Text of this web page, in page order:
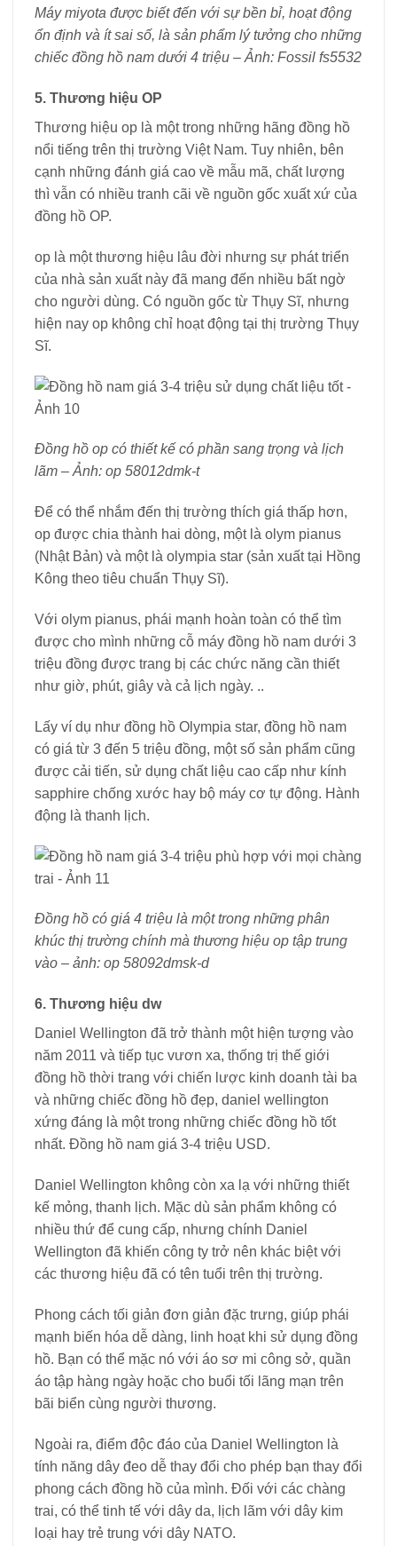
Máy miyota được biết đến với sự bền bỉ, hoạt động
ổn định và ít sai số, là sản phẩm lý tưởng cho những
chiếc đồng hồ nam dưới 4 triệu – Ảnh: Fossil fs5532
5. Thương hiệu OP
Thương hiệu op là một trong những hãng đồng hồ
nổi tiếng trên thị trường Việt Nam. Tuy nhiên, bên
cạnh những đánh giá cao về mẫu mã, chất lượng
thì vẫn có nhiều tranh cãi về nguồn gốc xuất xứ của
đồng hồ OP.
op là một thương hiệu lâu đời nhưng sự phát triển
của nhà sản xuất này đã mang đến nhiều bất ngờ
cho người dùng. Có nguồn gốc từ Thụy Sĩ, nhưng
hiện nay op không chỉ hoạt động tại thị trường Thụy
Sĩ.
Đồng hồ op có thiết kế có phần sang trọng và lịch
lãm – Ảnh: op 58012dmk-t
Để có thể nhắm đến thị trường thích giá thấp hơn,
op được chia thành hai dòng, một là olym pianus
(Nhật Bản) và một là olympia star (sản xuất tại Hồng
Kông theo tiêu chuẩn Thụy Sĩ).
Với olym pianus, phái mạnh hoàn toàn có thể tìm
được cho mình những cỗ máy đồng hồ nam dưới 3
triệu đồng được trang bị các chức năng cần thiết
như giờ, phút, giây và cả lịch ngày. ..
Lấy ví dụ như đồng hồ Olympia star, đồng hồ nam
có giá từ 3 đến 5 triệu đồng, một số sản phẩm cũng
được cải tiến, sử dụng chất liệu cao cấp như kính
sapphire chống xước hay bộ máy cơ tự động. Hành
động là thanh lịch.
Đồng hồ có giá 4 triệu là một trong những phân
khúc thị trường chính mà thương hiệu op tập trung
vào – ảnh: op 58092dmsk-d
6. Thương hiệu dw
Daniel Wellington đã trở thành một hiện tượng vào
năm 2011 và tiếp tục vươn xa, thống trị thế giới
đồng hồ thời trang với chiến lược kinh doanh tài ba
và những chiếc đồng hồ đẹp, daniel wellington
xứng đáng là một trong những chiếc đồng hồ tốt
nhất. Đồng hồ nam giá 3-4 triệu USD.
Daniel Wellington không còn xa lạ với những thiết
kế mỏng, thanh lịch. Mặc dù sản phẩm không có
nhiều thứ để cung cấp, nhưng chính Daniel
Wellington đã khiến công ty trở nên khác biệt với
các thương hiệu đã có tên tuổi trên thị trường.
Phong cách tối giản đơn giản đặc trưng, ​​giúp phái
mạnh biến hóa dễ dàng, linh hoạt khi sử dụng đồng
hồ. Bạn có thể mặc nó với áo sơ mi công sở, quần
áo tập hàng ngày hoặc cho buổi tối lãng mạn trên
bãi biển cùng người thương.
Ngoài ra, điểm độc đáo của Daniel Wellington là
tính năng dây đeo dễ thay đổi cho phép bạn thay đổi
phong cách đồng hồ của mình. Đối với các chàng
trai, có thể tinh tế với dây da, lịch lãm với dây kim
loại hay trẻ trung với dây NATO.